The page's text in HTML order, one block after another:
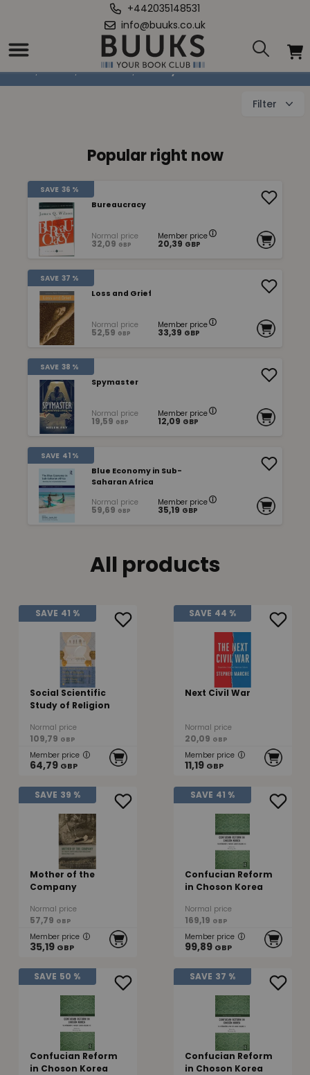
+442035148531
info@buuks.co.uk
Society & Social Sciences
Home / Books / Education / Society & Social Sciences
Filter
Popular right now
SAVE 36 %
Bureaucracy
Normal price
32,09 GBP
Member price
20,39 GBP
SAVE 37 %
Loss and Grief
Normal price
52,59 GBP
Member price
33,39 GBP
SAVE 38 %
Spymaster
Normal price
19,59 GBP
Member price
12,09 GBP
SAVE 41 %
Blue Economy in Sub-
Saharan Africa
Normal price
59,69 GBP
Member price
35,19 GBP
All products
SAVE 41 %
Social Scientific
Study of Religion
Normal price
109,79 GBP
Member price
64,79 GBP
SAVE 44 %
Next Civil War
Normal price
20,09 GBP
Member price
11,19 GBP
SAVE 39 %
Mother of the
Company
Normal price
57,79 GBP
Member price
35,19 GBP
SAVE 41 %
Confucian Reform
in Choson Korea
Normal price
169,19 GBP
Member price
99,89 GBP
SAVE 50 %
Confucian Reform
in Choson Korea
SAVE 37 %
Confucian Reform
in Choson Korea